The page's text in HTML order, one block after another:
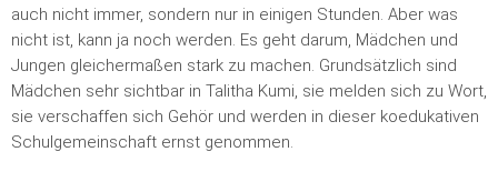
auch nicht immer, sondern nur in einigen Stunden. Aber was
nicht ist, kann ja noch werden. Es geht darum, Mädchen und
Jungen gleichermaßen stark zu machen. Grundsätzlich sind
Mädchen sehr sichtbar in Talitha Kumi, sie melden sich zu Wort,
sie verschaffen sich Gehör und werden in dieser koedukativen
Schulgemeinschaft ernst genommen.